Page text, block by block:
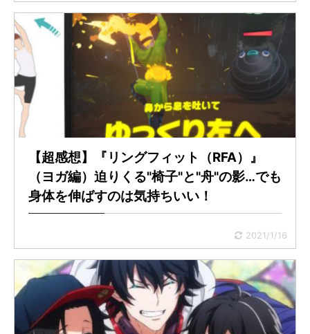
【超感想】『リングフィット（RFA）』
（ヨガ編）迫りくる"椅子"と"舟"の影…でも
身体を伸ばすのは気持ちいい！
2021/1/16